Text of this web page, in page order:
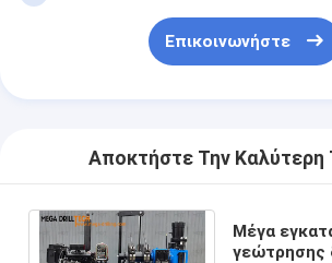
Επικοινωνήστε
Αποκτήστε Την Καλύτερη
Μέγα
γεώτρησης